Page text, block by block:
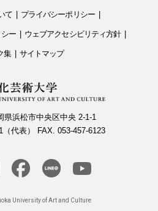
て プライバシーポリシー
ー ウェブアクセシビリティ方針
集 サイトマップ
県浜松市中央区中央 2-1-1
（代表） FAX. 053-457-6123
University of Art and Culture